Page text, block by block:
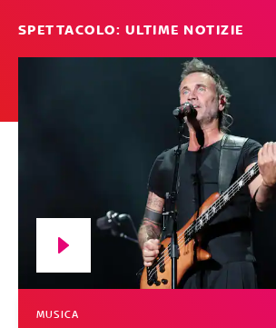
SPETTACOLO: ULTIME NOTIZIE
MUSICA